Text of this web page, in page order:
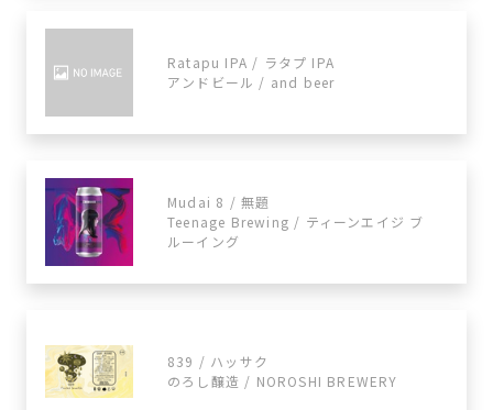
Ratapu IPA / ラタプ IPA
アンドビール / and beer
Mudai 8 / 無題
Teenage Brewing / ティーンエイジ ブ
ルーイング
839 / ハッサク
のろし醸造 / NOROSHI BREWERY